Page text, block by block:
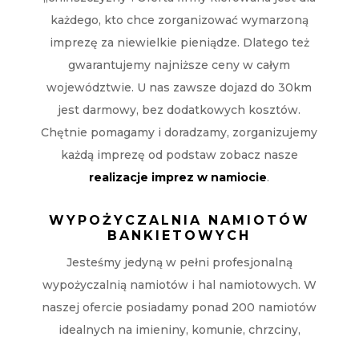
każdego, kto chce zorganizować wymarzoną
imprezę za niewielkie pieniądze. Dlatego też
gwarantujemy najniższe ceny w całym
województwie. U nas zawsze dojazd do 30km
jest darmowy, bez dodatkowych kosztów.
Chętnie pomagamy i doradzamy, zorganizujemy
każdą imprezę od podstaw zobacz nasze
realizacje imprez w namiocie.
WYPOŻYCZALNIA NAMIOTÓW
BANKIETOWYCH
Jesteśmy jedyną w pełni profesjonalną
wypożyczalnią namiotów i hal namiotowych. W
naszej ofercie posiadamy ponad 200 namiotów
idealnych na imieniny, komunie, chrzciny,